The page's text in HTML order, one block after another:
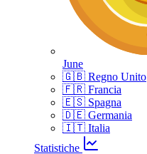
June
🇬🇧 Regno Unito
🇫🇷 Francia
🇪🇸 Spagna
🇩🇪 Germania
🇮🇹 Italia
Statistiche